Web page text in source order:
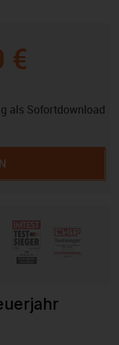
€
als Sofortdownload